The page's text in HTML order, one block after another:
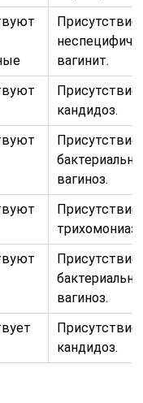
Присутствие:
вагинит.
Присутствие:
кандидоз.
Присутствие:
вагиноз.
Присутствие:
трихомониаз.
Присутствие:
вагиноз.
Присутствие:
кандидоз.